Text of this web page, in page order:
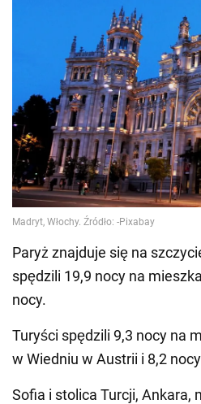
Paryż znajduje się na
spędzili 19,9 nocy na
nocy.
Turyści spędzili 9,3 nocy na
w Wiedniu w Austrii i 8,2
Sofia i stolica Turcji, Ankara,